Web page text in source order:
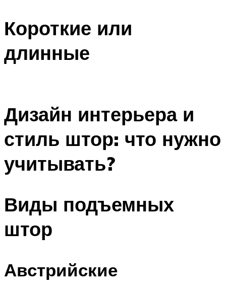
Короткие или
длинные
Дизайн интерьера и
стиль штор: что нужно
учитывать?
Виды подъемных
штор
Австрийские